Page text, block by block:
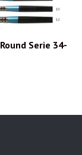
Serie 34-